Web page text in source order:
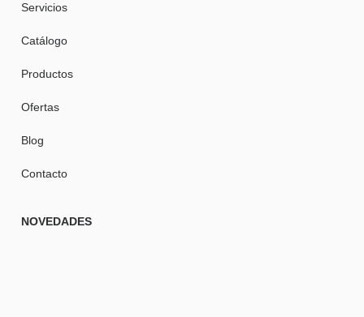
Servicios
Catálogo
Productos
Ofertas
Blog
Contacto
NOVEDADES